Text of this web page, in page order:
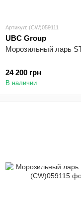
Артикул: (CW)059111
UBC Group
Морозильный ларь
24 200 грн
В наличии